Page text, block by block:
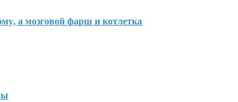
а мозговой фарш и котлетка